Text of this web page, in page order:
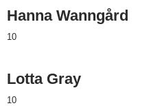
Hanna Wanngård
10
Lotta Gray
10